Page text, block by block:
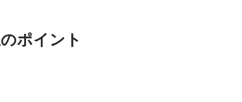
ポイント